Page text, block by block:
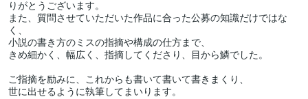
りがとうございます。
また、質問させていただいた作品に合った公募の知識だけではな
く、
小説の書き方のミスの指摘や構成の仕方まで、
きめ細かく、幅広く、指摘してくださり、目から鱗でした。
ご指摘を励みに、これからも書いて書いて書きまくり、
世に出せるように執筆してまいります。